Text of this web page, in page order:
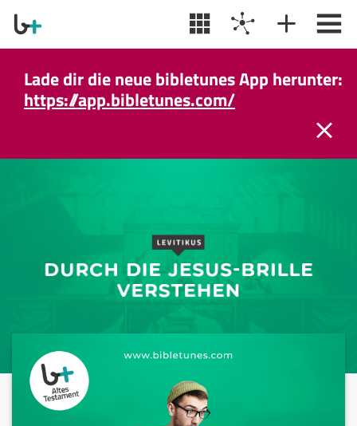
Lade dir die neue bibletunes App herunter:
https://app.bibletunes.com/